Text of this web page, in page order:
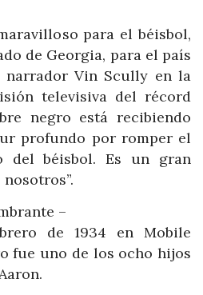
para el béisbol,
de Georgia, para el país
narrador Vin Scully en la
televisiva del récord
negro está recibiendo
profundo por romper el
del béisbol. Es un gran
–
de 1934 en Mobile
fue uno de los ocho hijos